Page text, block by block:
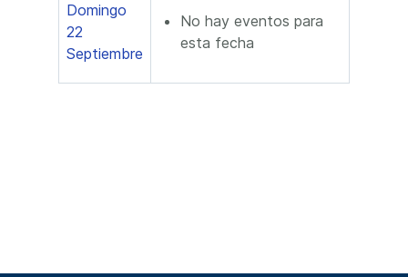
Domingo
22
Septiembre
No hay eventos para
esta fecha